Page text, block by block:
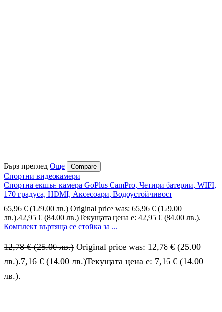
Бърз преглед Още Compare
Спортни видеокамери
Спортна екшън камера GoPlus CamPro, Четири батерии, WIFI,
170 градуса, HDMI, Аксесоари, Водоустойчивост
65,96€ (129.00 лв.) Original price was: 65,96 € (129.00
лв.).42,95 € (84.00 лв.)Текущата цена е: 42,95 € (84.00 лв.).
Комплект въртяща се стойка за ...
12,78€ (25.00 лв.) Original price was: 12,78 € (25.00
лв.).7,16 € (14.00 лв.)Текущата цена е: 7,16 € (14.00
лв.).